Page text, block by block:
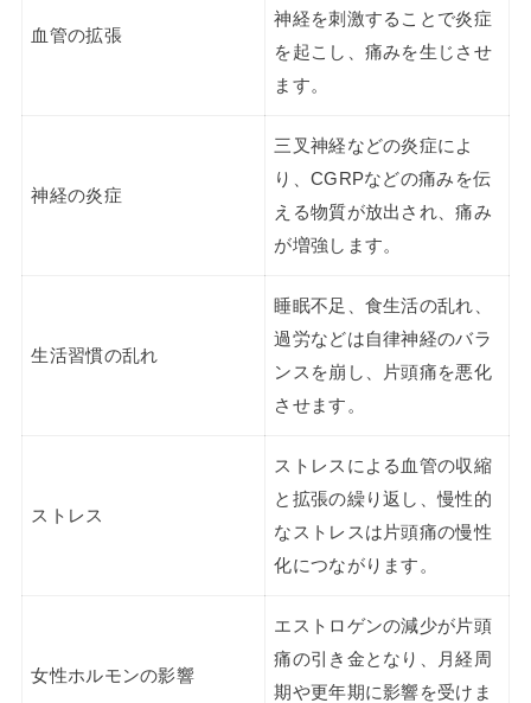
血管の拡張
神経を刺激することで炎症
を起こし、痛みを生じさせ
ます。
神経の炎症
三叉神経などの炎症によ
り、CGRPなどの痛みを伝
える物質が放出され、痛み
が増強します。
生活習慣の乱れ
睡眠不足、食生活の乱れ、
過労などは自律神経のバラ
ンスを崩し、片頭痛を悪化
させます。
ストレス
ストレスによる血管の収縮
と拡張の繰り返し、慢性的
なストレスは片頭痛の慢性
化につながります。
女性ホルモンの影響
エストロゲンの減少が片頭
痛の引き金となり、月経周
期や更年期に影響を受けま